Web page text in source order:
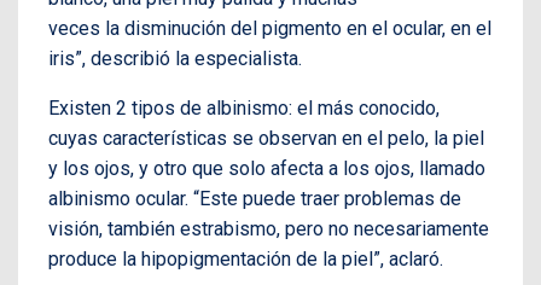
veces la disminución del pigmento en el ocular, en el
iris”, describió la especialista.
Existen 2 tipos de albinismo: el más conocido,
cuyas características se observan en el pelo, la piel
y los ojos, y otro que solo afecta a los ojos, llamado
albinismo ocular. “Este puede traer problemas de
visión, también estrabismo, pero no necesariamente
produce la hipopigmentación de la piel”, aclaró.